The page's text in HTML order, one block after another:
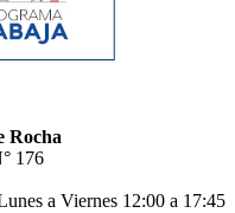
Rocha
176
a Viernes 12:00 a 17:45